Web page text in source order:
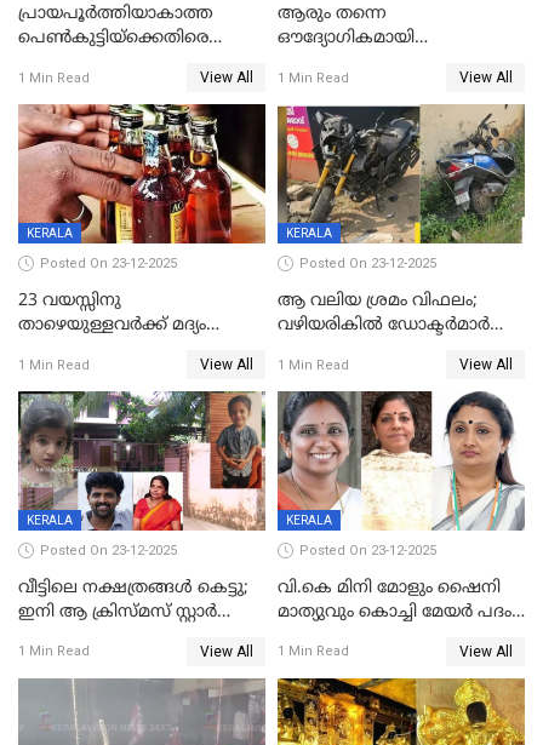
പ്രായപൂർത്തിയാകാത്ത
പെൺകുട്ടിയ്ക്കെതിരെ
59 വർഷം തടവും 90,൦൦൦ രൂപ
പിഴയും ശിക്ഷ
1 Min Read View All
ആരും തന്നെ
ഔദ്യോഗികമായി
കണ്ടെത്താൻ ഇന്ന് കോർ
കമ്മിറ്റി കൂടിയില്ല';
അതൃപ്തിയുമായി ദീപ്തി മേരി
വർഗീസ്
1 Min Read View All
KERALA
Posted On 23-12-2025
23 വയസ്സിനു
താഴെയുള്ളവർക്ക് മദ്യം
നടപടി;സ്ഥാപനങ്ങൾക്കെതിരെ
രണ്ട് കേസുകൾ
1 Min Read View All
KERALA
Posted On 23-12-2025
ആ വലിയ ശ്രമം വിഫലം;
വഴിയരികില്‍ ‌ഡോക്ടര്‍മാര്‍
മരണത്തിന് കീഴടങ്ങി
1 Min Read View All
KERALA
Posted On 23-12-2025
വീട്ടിലെ നക്ഷത്രങ്ങൾ കെട്ടു;
ഇനി ആ ക്രിസ്മസ് സ്റ്റാർ
വേണ്ടിയുള്ള
പിടിവലിക്കിടയിൽ
അപ്പൂപ്പനെതിരെ പോക്സോ
കേസ് ഒടുവിൽ 4 ജീവനുകൾ
1 Min Read View All
KERALA
Posted On 23-12-2025
വി.കെ മിനി മോളും ഷൈനി
മാത്യുവും കൊച്ചി മേയർ പദം
മേയറാകില്ല
1 Min Read View All